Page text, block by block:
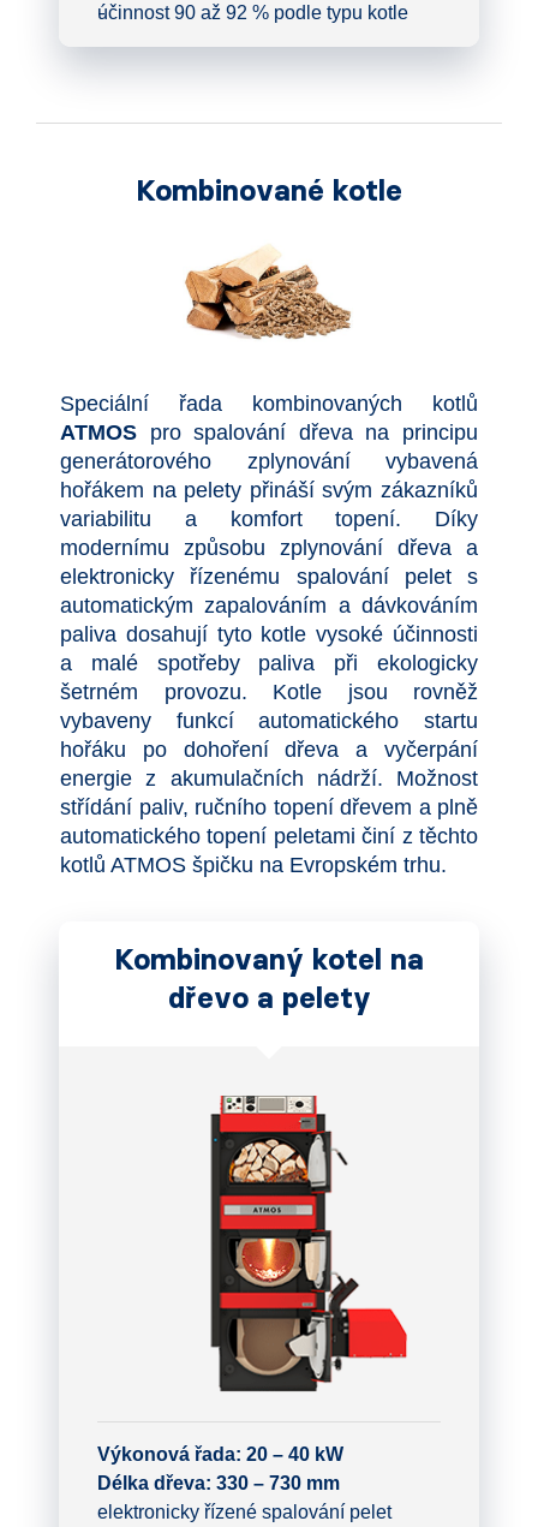
účinnost 90 až 92 % podle typu kotle
Kombinované kotle
Speciální řada kombinovaných kotlů
ATMOS pro spalování dřeva na principu
generátorového zplynování vybavená
hořákem na pelety přináší svým zákazníků
variabilitu a komfort topení. Díky
modernímu způsobu zplynování dřeva a
elektronicky řízenému spalování pelet s
automatickým zapalováním a dávkováním
paliva dosahují tyto kotle vysoké účinnosti
a malé spotřeby paliva při ekologicky
šetrném provozu. Kotle jsou rovněž
vybaveny funkcí automatického startu
hořáku po dohoření dřeva a vyčerpání
energie z akumulačních nádrží. Možnost
střídání paliv, ručního topení dřevem a plně
automatického topení peletami činí z těchto
kotlů ATMOS špičku na Evropském trhu.
Kombinovaný kotel na
dřevo a pelety
Výkonová řada: 20 – 40 kW
Délka dřeva: 330 – 730 mm
elektronicky řízené spalování pelet